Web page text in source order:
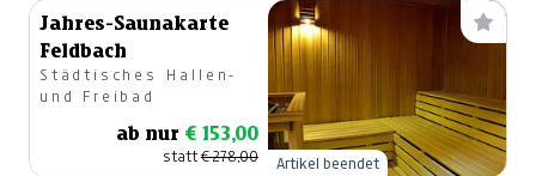
Jahres-Saunakarte
Feldbach
Städtisches Hallen-
und Freibad
ab nur € 153,00
statt€ 278,00 Artikel beendet